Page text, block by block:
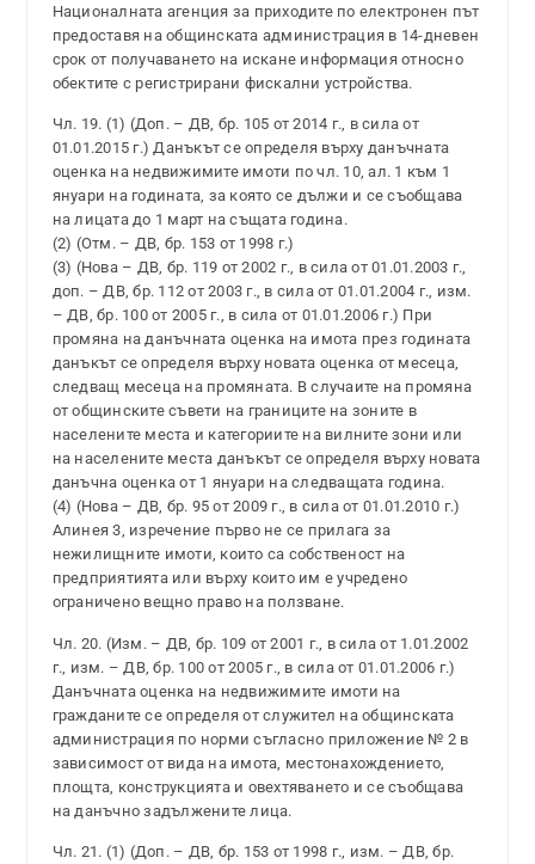
Националната агенция за приходите по електронен път
предоставя на общинската администрация в 14-дневен
срок от получаването на искане информация относно
обектите с регистрирани фискални устройства.
Чл. 19. (1) (Доп. – ДВ, бр. 105 от 2014 г., в сила от
01.01.2015 г.) Данъкът се определя върху данъчната
оценка на недвижимите имоти по чл. 10, ал. 1 към 1
януари на годината, за която се дължи и се съобщава
на лицата до 1 март на същата година.
(2) (Отм. – ДВ, бр. 153 от 1998 г.)
(3) (Нова – ДВ, бр. 119 от 2002 г., в сила от 01.01.2003 г.,
доп. – ДВ, бр. 112 от 2003 г., в сила от 01.01.2004 г., изм.
– ДВ, бр. 100 от 2005 г., в сила от 01.01.2006 г.) При
промяна на данъчната оценка на имота през годината
данъкът се определя върху новата оценка от месеца,
следващ месеца на промяната. В случаите на промяна
от общинските съвети на границите на зоните в
населените места и категориите на вилните зони или
на населените места данъкът се определя върху новата
данъчна оценка от 1 януари на следващата година.
(4) (Нова – ДВ, бр. 95 от 2009 г., в сила от 01.01.2010 г.)
Алинея 3, изречение първо не се прилага за
нежилищните имоти, които са собственост на
предприятията или върху които им е учредено
ограничено вещно право на ползване.
Чл. 20. (Изм. – ДВ, бр. 109 от 2001 г., в сила от 1.01.2002
г., изм. – ДВ, бр. 100 от 2005 г., в сила от 01.01.2006 г.)
Данъчната оценка на недвижимите имоти на
гражданите се определя от служител на общинската
администрация по норми съгласно приложение № 2 в
зависимост от вида на имота, местонахождението,
площта, конструкцията и овехтяването и се съобщава
на данъчно задължените лица.
Чл. 21. (1) (Доп. – ДВ, бр. 153 от 1998 г., изм. – ДВ, бр.